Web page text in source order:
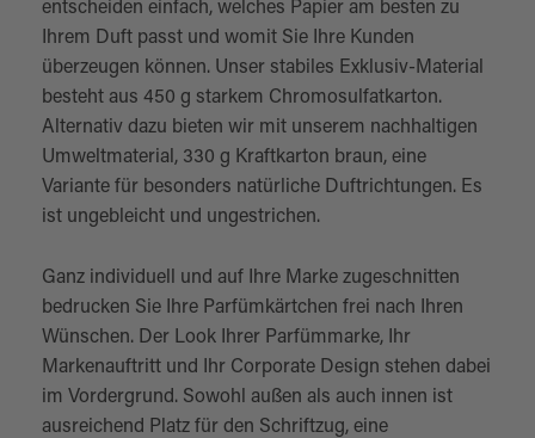
entscheiden einfach, welches Papier am besten zu
Ihrem Duft passt und womit Sie Ihre Kunden
überzeugen können. Unser stabiles Exklusiv-Material
besteht aus 450 g starkem Chromosulfatkarton.
Alternativ dazu bieten wir mit unserem nachhaltigen
Umweltmaterial, 330 g Kraftkarton braun, eine
Variante für besonders natürliche Duftrichtungen. Es
ist ungebleicht und ungestrichen.
Ganz individuell und auf Ihre Marke zugeschnitten
bedrucken Sie Ihre Parfümkärtchen frei nach Ihren
Wünschen. Der Look Ihrer Parfümmarke, Ihr
Markenauftritt und Ihr Corporate Design stehen dabei
im Vordergrund. Sowohl außen als auch innen ist
ausreichend Platz für den Schriftzug, eine